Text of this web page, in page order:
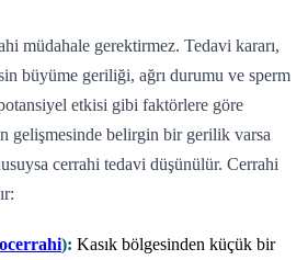
müdahale gerektirmez. Tedavi kararı,
büyüme geriliği, ağrı durumu ve sperm
etkisi gibi faktörlere göre
gelişmesinde belirgin bir gerilik varsa
cerrahi tedavi düşünülür. Cerrahi
): Kasık bölgesinden küçük bir